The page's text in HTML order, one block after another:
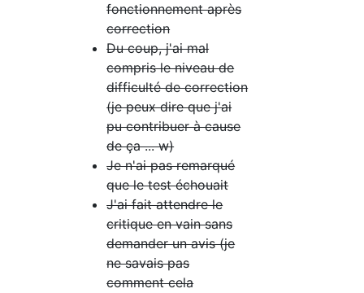
fonctionnement après
correction
Du coup, j'ai mal
compris le niveau de
difficulté de correction
(je peux dire que j'ai
pu contribuer à cause
de ça ... w)
Je n'ai pas remarqué
que le test échouait
J'ai fait attendre le
critique en vain sans
demander un avis (je
ne savais pas
comment cela